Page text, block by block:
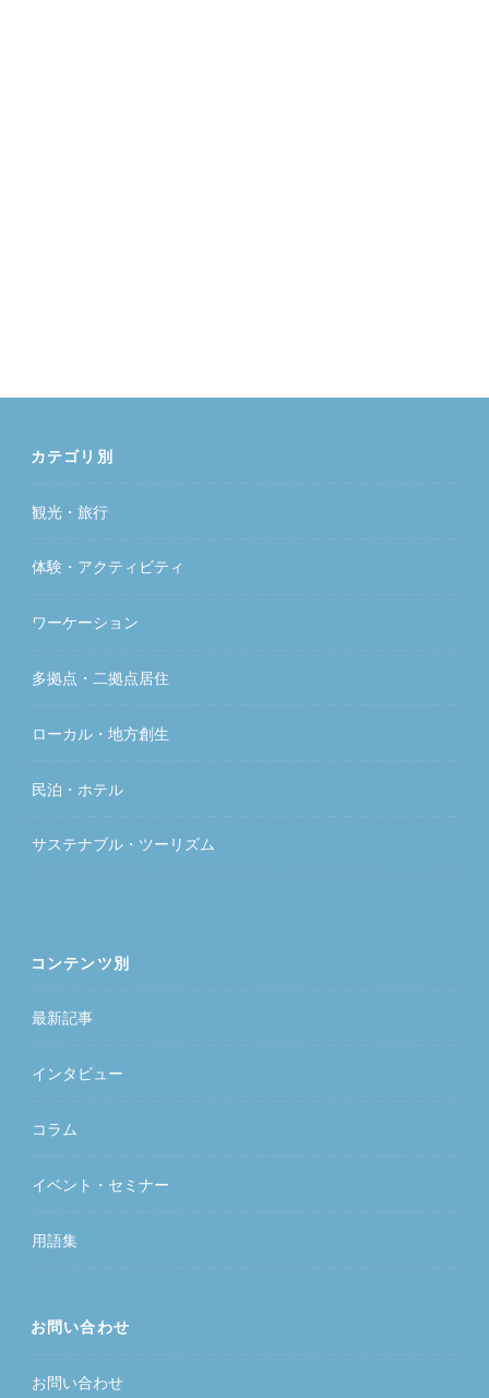
カテゴリ別
観光・旅行
体験・アクティビティ
ワーケーション
多拠点・二拠点居住
ローカル・地方創生
民泊・ホテル
サステナブル・ツーリズム
コンテンツ別
最新記事
インタビュー
コラム
イベント・セミナー
用語集
お問い合わせ
お問い合わせ